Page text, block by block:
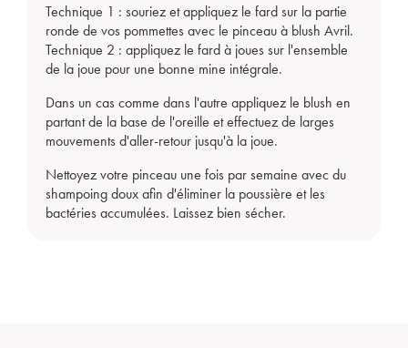
Technique 1 : souriez et appliquez le fard sur la partie
ronde de vos pommettes avec le pinceau à blush Avril.
Technique 2 : appliquez le fard à joues sur l'ensemble
de la joue pour une bonne mine intégrale.
Dans un cas comme dans l'autre appliquez le blush en
partant de la base de l'oreille et effectuez de larges
mouvements d'aller-retour jusqu'à la joue.
Nettoyez votre pinceau une fois par semaine avec du
shampoing doux afin d'éliminer la poussière et les
bactéries accumulées. Laissez bien sécher.